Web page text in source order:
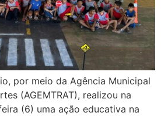
por meio da Agência Municipal
(AGEMTRAT), realizou na
(6) uma ação educativa na